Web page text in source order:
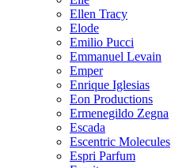
Ellen Tracy
Elode
Emilio Pucci
Emmanuel Levain
Emper
Enrique Iglesias
Eon Productions
Ermenegildo Zegna
Escada
Escentric Molecules
Espri Parfum